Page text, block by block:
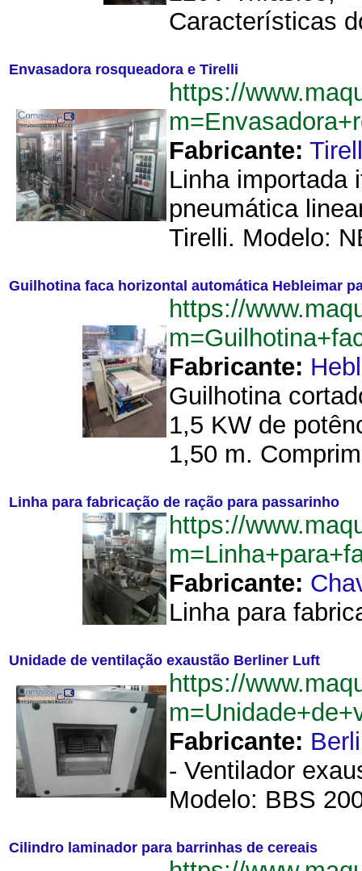
Características
Envasadora rosqueadora e Tirelli
https://
Fabricante:
Linha importada
pneumática
Tirelli. Modelo:
Guilhotina faca horizontal automática Hebleimar
https://
Fabricante:
Guilhotina
1,5 KW de
1,50 m.
Linha para fabricação de ração para passarinho
https://
Fabricante:
Linha para
Unidade de ventilação exaustão Berliner Luft
https://
Fabricante:
- Ventilador
Modelo: BBS
Cilindro laminador para barrinhas de cereais